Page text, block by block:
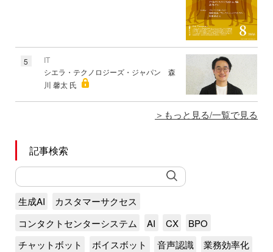
5
IT
シエラ・テクノロジーズ・ジャパン 森
川 馨太 氏
もっと見る/一覧で見る
記事検索
生成AI
カスタマーサクセス
コンタクトセンターシステム
AI CX
BPO
チャットボット
ボイスボット 音声認識 業務効率化